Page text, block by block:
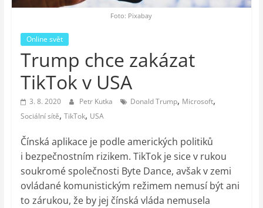
vesmír
Foto: Pixabay
Online svět
Trump chce zakázat
TikTok v USA
3. 8. 2020 Petr Kutka Donald Trump, Microsoft,
Sociální sítě, TikTok, USA
Čínská aplikace je podle amerických politiků
i bezpečnostním rizikem. TikTok je sice v rukou
soukromé společnosti Byte Dance, avšak v zemi
ovládané komunistickým režimem nemusí být ani
to zárukou, že by jej čínská vláda nemusela